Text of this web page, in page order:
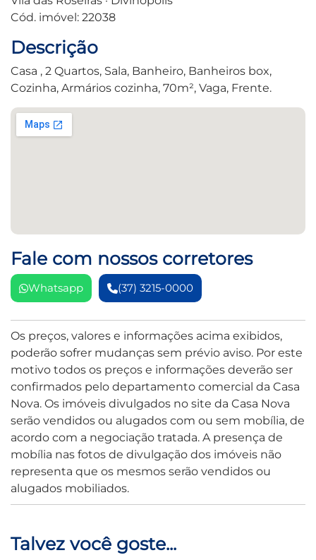
Cód. imóvel: 22038
Descrição
Casa , 2 Quartos, Sala, Banheiro, Banheiros box,
Cozinha, Armários cozinha, 70m², Vaga, Frente.
Fale com nossos corretores
Whatsapp (37) 3215-0000
Os preços, valores e informações acima exibidos,
poderão sofrer mudanças sem prévio aviso. Por este
motivo todos os preços e informações deverão ser
confirmados pelo departamento comercial da Casa
Nova. Os imóveis divulgados no site da Casa Nova
serão vendidos ou alugados com ou sem mobília, de
acordo com a negociação tratada. A presença de
mobília nas fotos de divulgação dos imóveis não
representa que os mesmos serão vendidos ou
alugados mobiliados.
Talvez você goste...